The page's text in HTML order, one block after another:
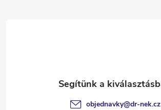
objednavky@dr-nek.cz